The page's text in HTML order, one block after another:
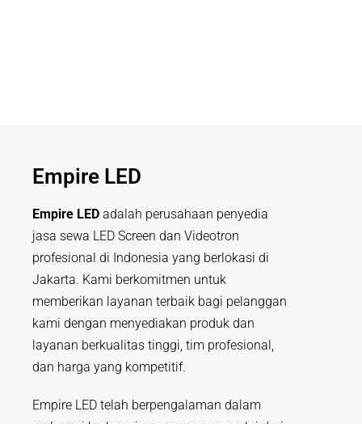
Empire LED
Empire LED adalah perusahaan penyedia
jasa sewa LED Screen dan Videotron
profesional di Indonesia yang berlokasi di
Jakarta. Kami berkomitmen untuk
memberikan layanan terbaik bagi pelanggan
kami dengan menyediakan produk dan
layanan berkualitas tinggi, tim profesional,
dan harga yang kompetitif.
Empire LED telah berpengalaman dalam